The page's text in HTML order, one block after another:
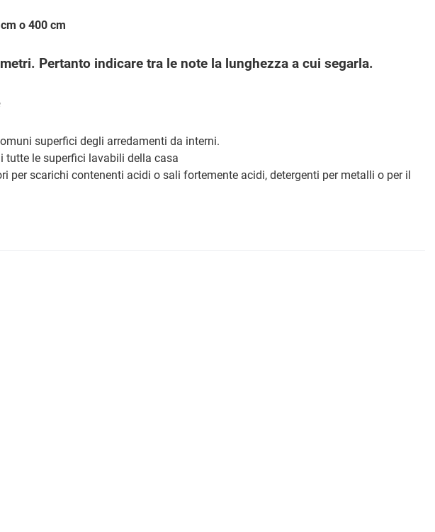
o 400 cm
Pertanto indicare tra le note la lunghezza a cui segarla.
superfici degli arredamenti da interni.
tutte le superfici lavabili della casa
per scarichi contenenti acidi o sali fortemente acidi, detergenti per metalli o per il